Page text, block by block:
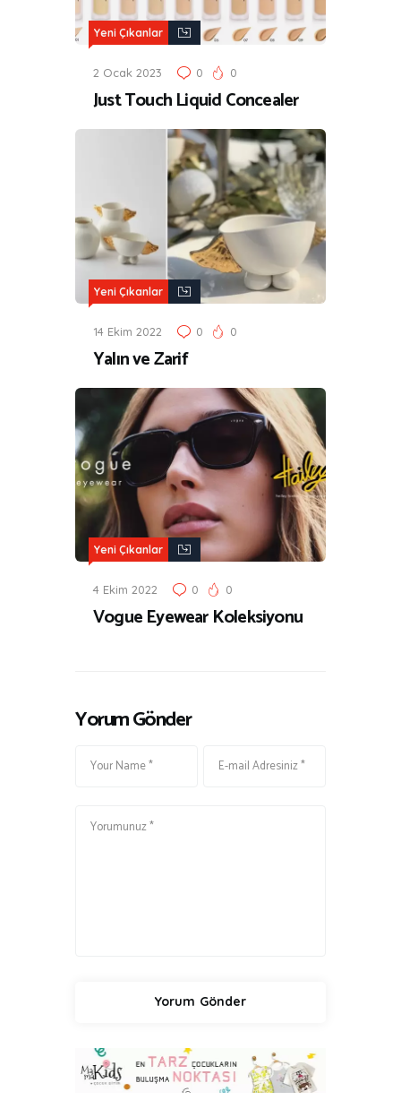
Yeni Çıkanlar
2 Ocak 2023 0 0
Just Touch Liquid Concealer
Yeni Çıkanlar
14 Ekim 2022 0 0
Yalın ve Zarif
Yeni Çıkanlar
4 Ekim 2022 0 0
Vogue Eyewear Koleksiyonu
Yorum Gönder